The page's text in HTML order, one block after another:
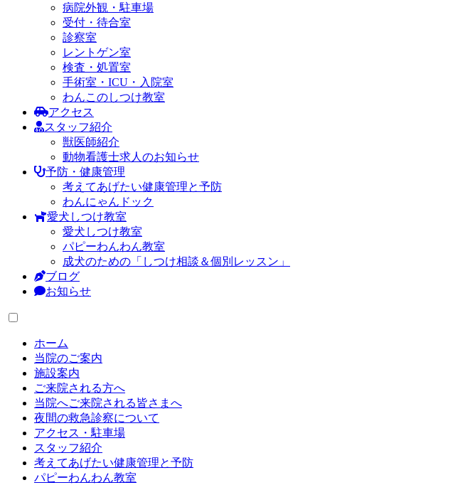
病院外観・駐車場
受付・待合室
診察室
レントゲン室
検査・処置室
手術室・ICU・入院室
わんこのしつけ教室
アクセス
スタッフ紹介
獣医師紹介
動物看護士求人のお知らせ
予防・健康管理
考えてあげたい健康管理と予防
わんにゃんドック
愛犬しつけ教室
愛犬しつけ教室
パピーわんわん教室
成犬のための「しつけ相談＆個別レッスン」
ブログ
お知らせ
ホーム
当院のご案内
施設案内
ご来院される方へ
当院へご来院される皆さまへ
夜間の救急診察について
アクセス・駐車場
スタッフ紹介
考えてあげたい健康管理と予防
パピーわんわん教室